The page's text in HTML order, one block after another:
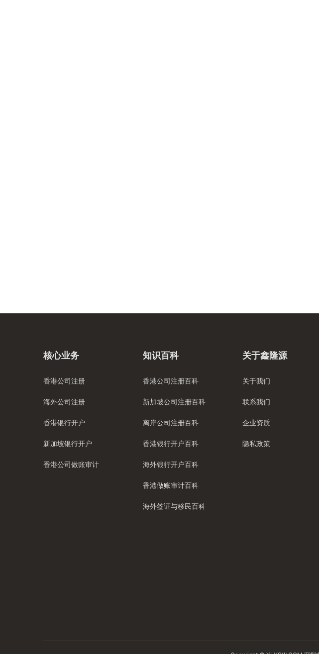
核心业务
香港公司注册
海外公司注册
香港银行开户
新加坡银行开户
香港公司做账审计
知识百科
香港公司注册百科
新加坡公司注册百科
离岸公司注册百科
香港银行开户百科
海外银行开户百科
香港做账审计百科
海外签证与移民百科
关于鑫隆源
关于我们
联系我们
企业资质
隐私政策